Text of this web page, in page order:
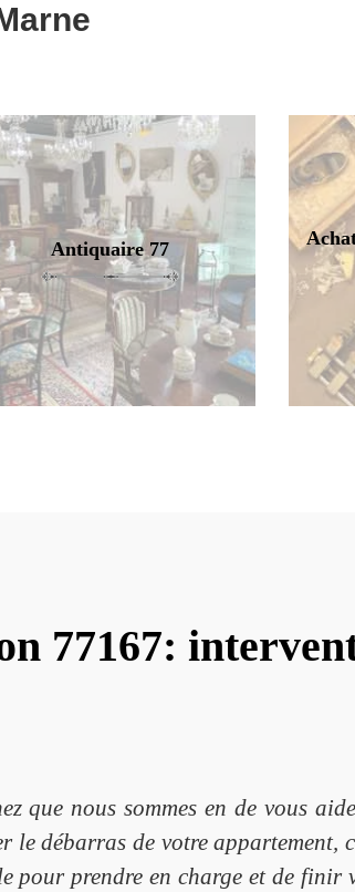
Antiquaire 77
77167:
que nous sommes en de vous
débarras de votre appartement,
pour prendre en charge et de finir